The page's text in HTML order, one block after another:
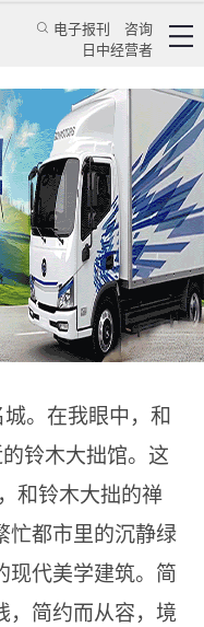
电子报刊
咨询
日中经营者
木大拙的睿智禅
。在我眼中，和
铃木大拙馆。这
和铃木大拙的禅
忙都市里的沉静绿
现代美学建筑。简
，简约而从容，境